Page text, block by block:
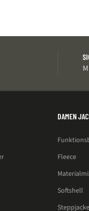
DAMEN
Fleece
Softshell
Steppjacke